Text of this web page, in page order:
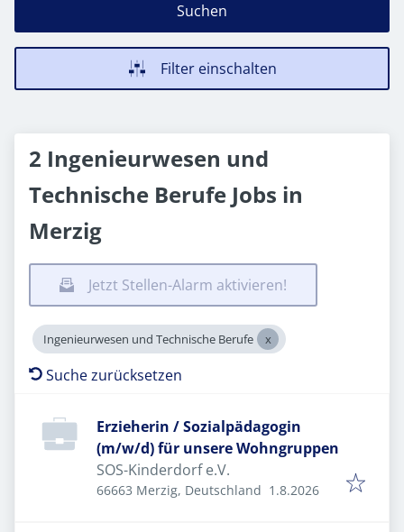
Suchen
Filter einschalten
2 Ingenieurwesen und
Technische Berufe Jobs in
Merzig
Jetzt Stellen-Alarm aktivieren!
Ingenieurwesen und Technische Berufe
Suche zurücksetzen
Erzieherin / Sozialpädagogin
(m/w/d) für unsere Wohngruppen
SOS-Kinderdorf e.V.
66663 Merzig, Deutschland Veröffentlicht:
1.8.2026